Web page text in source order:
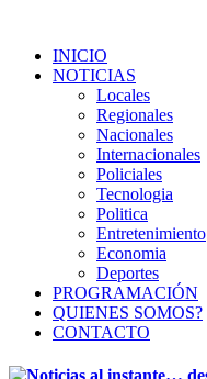
INICIO
NOTICIAS
Locales
Regionales
Nacionales
Internacionales
Policiales
Tecnologia
Politica
Entretenimiento
Economia
Deportes
PROGRAMACIÓN
QUIENES SOMOS?
CONTACTO